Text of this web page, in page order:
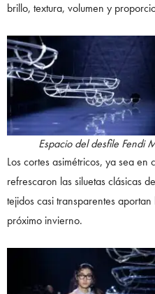
brillo, textura, volumen y
Espacio del desfile Fendi
Los cortes asimétricos, ya sea en
refrescaron las siluetas clásicas
tejidos casi transparentes
próximo invierno.